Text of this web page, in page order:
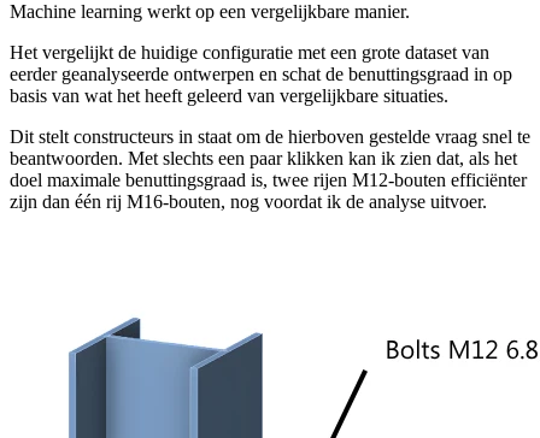
Machine learning werkt op een vergelijkbare manier.
Het vergelijkt de huidige configuratie met een grote dataset van
eerder geanalyseerde ontwerpen en schat de benuttingsgraad in op
basis van wat het heeft geleerd van vergelijkbare situaties.
Dit stelt constructeurs in staat om de hierboven gestelde vraag snel te
beantwoorden. Met slechts een paar klikken kan ik zien dat, als het
doel maximale benuttingsgraad is, twee rijen M12-bouten efficiënter
zijn dan één rij M16-bouten, nog voordat ik de analyse uitvoer.